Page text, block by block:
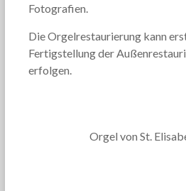
Fotografien.
Die Orgelrestaurierung kann
Fertigstellung der
erfolgen.
Orgel von St.